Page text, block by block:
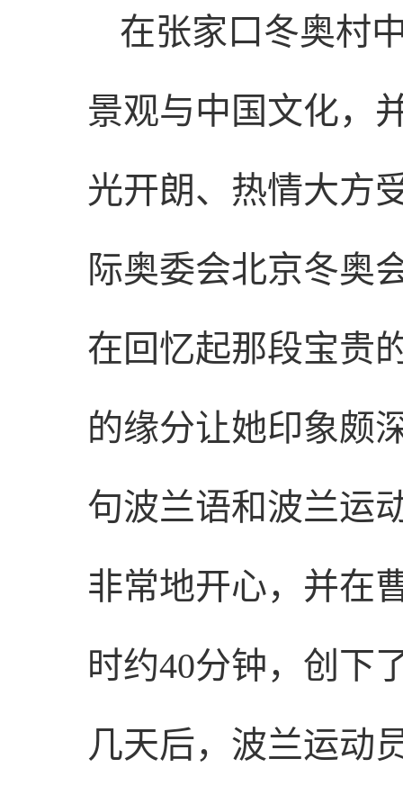
在张家口冬奥村
景观与中国文化，
光开朗、热情大方
际奥委会北京冬奥
在回忆起那段宝贵
的缘分让她印象颇
句波兰语和波兰运
非常地开心，并在
时约40分钟，创下
几天后，波兰运动